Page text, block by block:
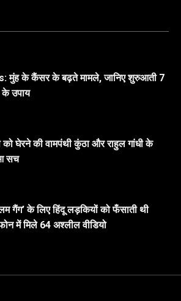
मुंह के कैंसर के बढ़ते मामले, जानिए शुरुआती 7
उपाय
को घेरने की वामपंथी कुंठा और राहुल गांधी के
सच
गैंग’ के लिए हिंदू लड़कियों को फँसाती थी
में मिले 64 अश्लील वीडियो